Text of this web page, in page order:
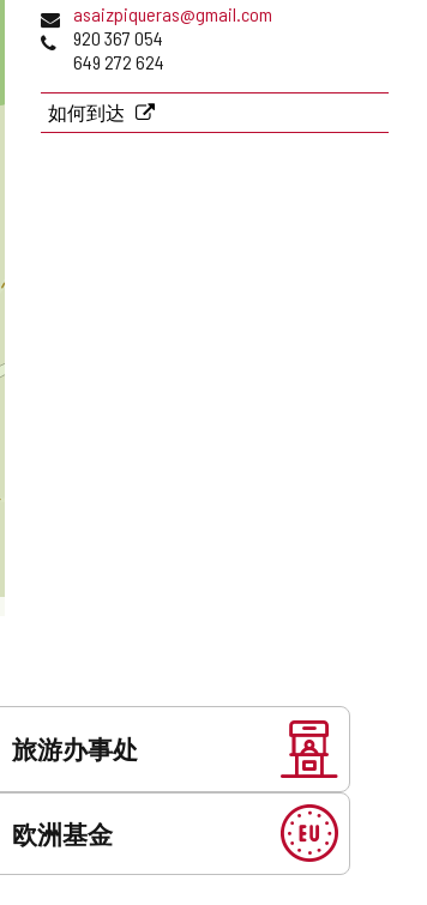
址
电
子
地
址
asaizpiqueras@gmail.com
电
920 367 054
649 272 624
如何到达
旅游办事处
欧洲基金